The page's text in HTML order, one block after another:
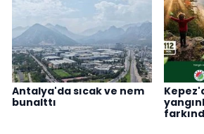
Antalya'da sıcak ve nem
bunalttı